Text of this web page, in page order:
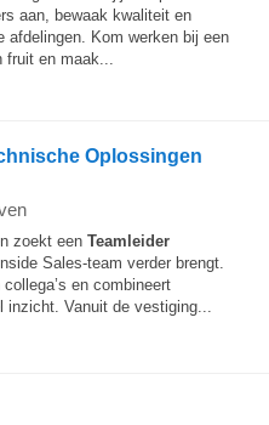
aan, bewaak kwaliteit en
afdelingen. Kom werken bij een
fruit en maak...
Oplossingen
zoekt een Teamleider
Sales-team verder brengt.
en combineert
inzicht. Vanuit de vestiging...